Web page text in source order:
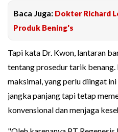
Baca Juga: Dokter Richard
Produk Bening's
Tapi kata Dr. Kwon, lantaran
tentang prosedur tarik benang.
maksimal, yang perlu diingat
jangka panjang tapi tetap
konvensional dan menjaga